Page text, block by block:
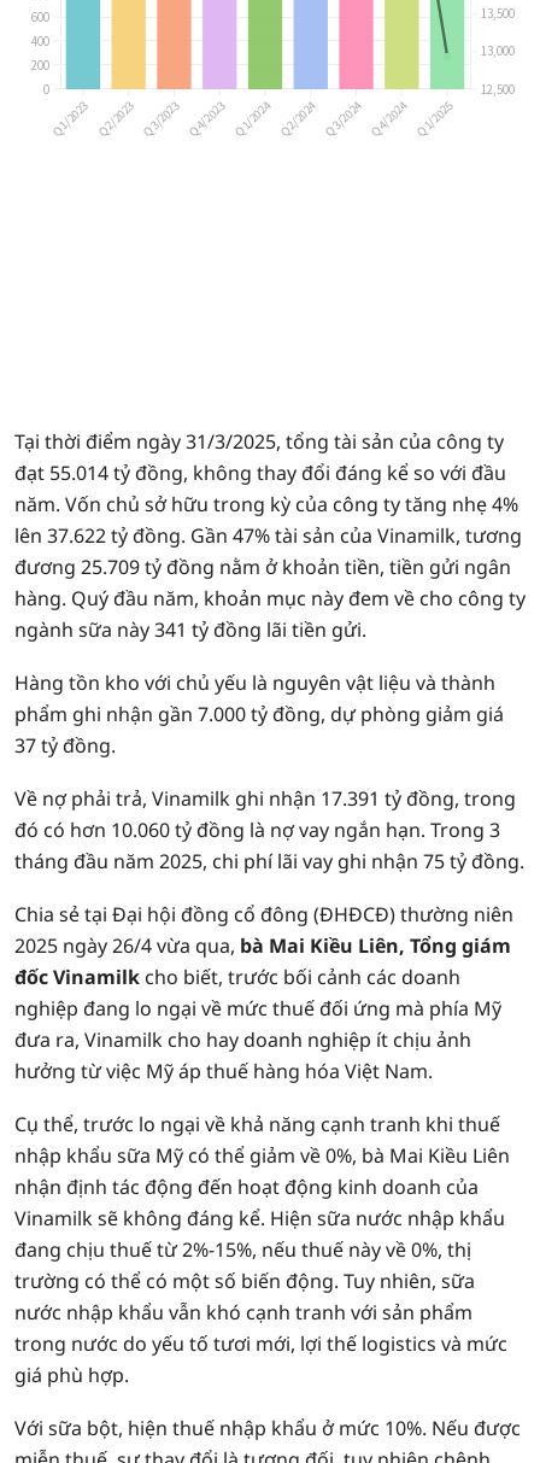
Tại thời điểm ngày 31/3/2025, tổng tài sản của công ty
đạt 55.014 tỷ đồng, không thay đổi đáng kể so với đầu
năm. Vốn chủ sở hữu trong kỳ của công ty tăng nhẹ 4%
lên 37.622 tỷ đồng. Gần 47% tài sản của Vinamilk, tương
đương 25.709 tỷ đồng nằm ở khoản tiền, tiền gửi ngân
hàng. Quý đầu năm, khoản mục này đem về cho công ty
ngành sữa này 341 tỷ đồng lãi tiền gửi.
Hàng tồn kho với chủ yếu là nguyên vật liệu và thành
phẩm ghi nhận gần 7.000 tỷ đồng, dự phòng giảm giá
37 tỷ đồng.
Về nợ phải trả, Vinamilk ghi nhận 17.391 tỷ đồng, trong
đó có hơn 10.060 tỷ đồng là nợ vay ngắn hạn. Trong 3
tháng đầu năm 2025, chi phí lãi vay ghi nhận 75 tỷ đồng.
Chia sẻ tại Đại hội đồng cổ đông (ĐHĐCĐ) thường niên
2025 ngày 26/4 vừa qua, bà Mai Kiều Liên, Tổng giám
đốc Vinamilk cho biết, trước bối cảnh các doanh
nghiệp đang lo ngại về mức thuế đối ứng mà phía Mỹ
đưa ra, Vinamilk cho hay doanh nghiệp ít chịu ảnh
hưởng từ việc Mỹ áp thuế hàng hóa Việt Nam.
Cụ thể, trước lo ngại về khả năng cạnh tranh khi thuế
nhập khẩu sữa Mỹ có thể giảm về 0%, bà Mai Kiều Liên
nhận định tác động đến hoạt động kinh doanh của
Vinamilk sẽ không đáng kể. Hiện sữa nước nhập khẩu
đang chịu thuế từ 2%-15%, nếu thuế này về 0%, thị
trường có thể có một số biến động. Tuy nhiên, sữa
nước nhập khẩu vẫn khó cạnh tranh với sản phẩm
trong nước do yếu tố tươi mới, lợi thế logistics và mức
giá phù hợp.
Với sữa bột, hiện thuế nhập khẩu ở mức 10%. Nếu được